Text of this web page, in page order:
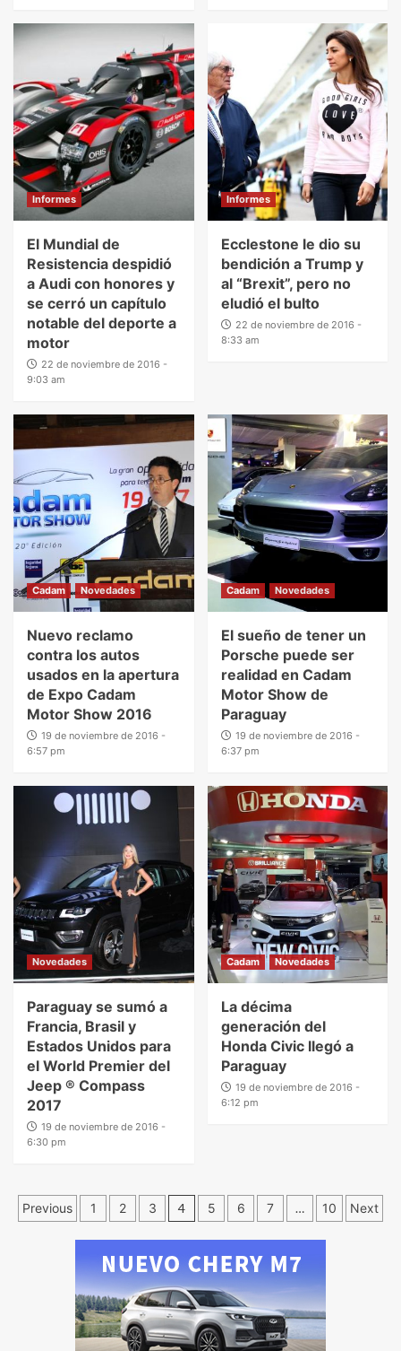
Informes
El Mundial de
Resistencia despidió
a Audi con honores y
se cerró un capítulo
notable del deporte a
motor
22 de noviembre de 2016 -
9:03 am
Informes
Ecclestone le dio su
bendición a Trump y
al “Brexit”, pero no
eludió el bulto
22 de noviembre de 2016 -
8:33 am
Cadam Novedades
Nuevo reclamo
contra los autos
usados en la apertura
de Expo Cadam
Motor Show 2016
19 de noviembre de 2016 -
6:57 pm
Cadam Novedades
El sueño de tener un
Porsche puede ser
realidad en Cadam
Motor Show de
Paraguay
19 de noviembre de 2016 -
6:37 pm
Novedades
Paraguay se sumó a
Francia, Brasil y
Estados Unidos para
el World Premier del
Jeep ® Compass
2017
19 de noviembre de 2016 -
6:30 pm
Cadam Novedades
La décima
generación del
Honda Civic llegó a
Paraguay
19 de noviembre de 2016 -
6:12 pm
Previous 1 2 3 4 5 6 7 … 10 Next